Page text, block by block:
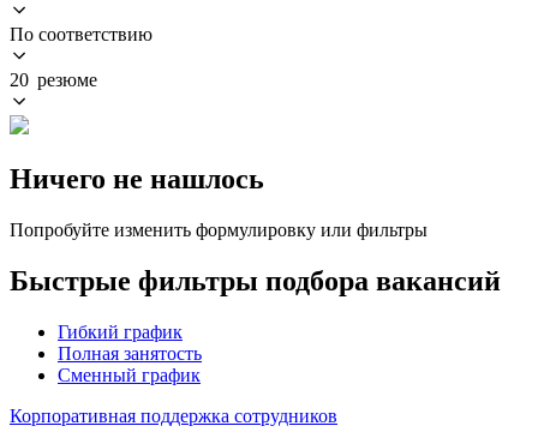
По соответствию
20 резюме
Ничего не нашлось
Попробуйте изменить формулировку или фильтры
Быстрые фильтры подбора вакансий
Гибкий график
Полная занятость
Сменный график
Корпоративная поддержка сотрудников